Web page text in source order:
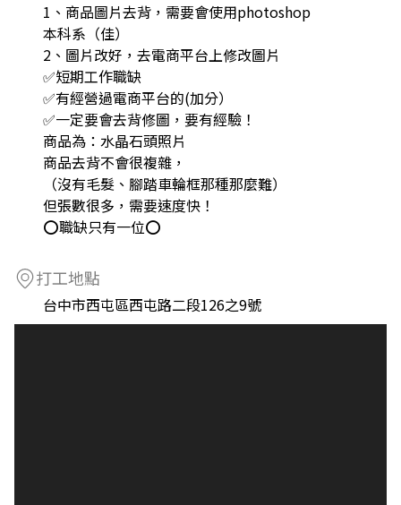
1、商品圖片去背，需要會使用photoshop
本科系（佳）
2、圖片改好，去電商平台上修改圖片
✅短期工作職缺
✅有經營過電商平台的(加分）
✅一定要會去背修圖，要有經驗！
商品為：水晶石頭照片
商品去背不會很複雜，
（沒有毛髮、腳踏車輪框那種那麼難）
但張數很多，需要速度快！
⭕️職缺只有一位⭕️
打工地點
台中市西屯區西屯路二段126之9號